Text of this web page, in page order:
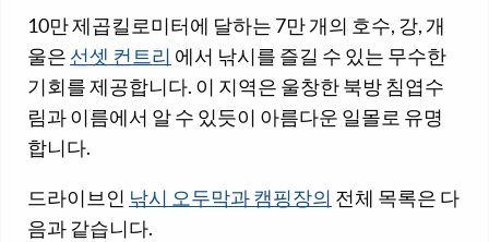
10만 제곱킬로미터에 달하는 7만 개의 호수, 강, 개
울은 선셋 컨트리 에서 낚시를 즐길 수 있는 무수한
기회를 제공합니다. 이 지역은 울창한 북방 침엽수
림과 이름에서 알 수 있듯이 아름다운 일몰로 유명
합니다.
드라이브인 낚시 오두막과 캠핑장의 전체 목록은 다
음과 같습니다.